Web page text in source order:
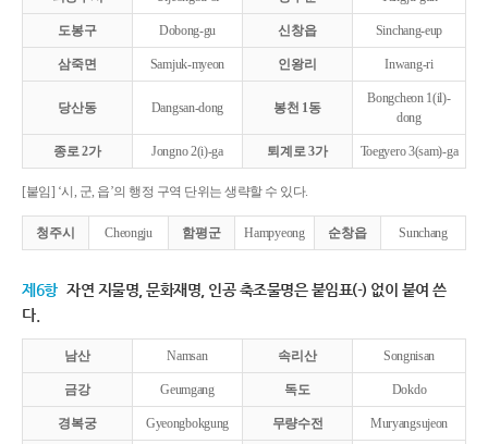
도봉구 Dobong-gu 신창읍 Sinchang-eup
삼죽면 Samjuk-myeon 인왕리 Inwang-ri
당산동 Dangsan-dong 봉천 1동
Bongcheon 1(il)-
dong
종로 2가 Jongno 2(i)-ga 퇴계로 3가 Toegyero 3(sam)-ga
[붙임] ‘시, 군, 읍’의 행정 구역 단위는 생략할 수 있다.
청주시 Cheongju 함평군 Hampyeong 순창읍 Sunchang
제6항 자연 지물명, 문화재명, 인공 축조물명은 붙임표(-) 없이 붙여 쓴
다.
남산 Namsan 속리산 Songnisan
금강 Geumgang 독도 Dokdo
경복궁 Gyeongbokgung 무량수전 Muryangsujeon